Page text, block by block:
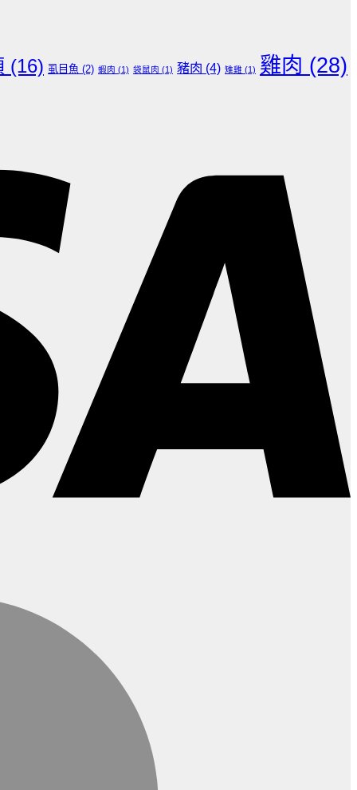
(16) 虱目魚 (2) 蝦肉 (1) 袋鼠肉 (1) 豬肉 (4) 雉雞 (1) 雞肉 (28)